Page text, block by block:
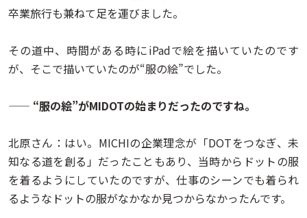
卒業旅行も兼ねて足を運びました。
その道中、時間がある時にiPadで絵を描いていたのです
が、そこで描いていたのが“服の絵”でした。
—— “服の絵”がMIDOTの始まりだったのですね。
北原さん：はい。MICHIの企業理念が「DOTをつなぎ、未
知なる道を創る」だったこともあり、当時からドットの服
を着るようにしていたのですが、仕事のシーンでも着られ
るようなドットの服がなかなか見つからなかったんです。